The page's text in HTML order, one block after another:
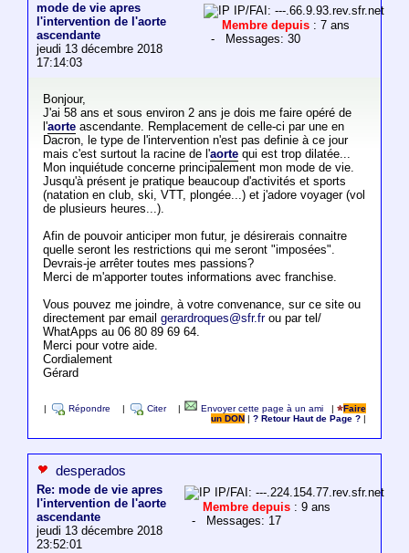
mode de vie apres
l'intervention de l'aorte
ascendante
jeudi 13 décembre 2018
17:14:03
IP/FAI: ---.66.9.93.rev.sfr.net
Membre depuis : 7 ans
- Messages: 30
Bonjour,
J'ai 58 ans et sous environ 2 ans je dois me faire opéré de
l'aorteascendante. Remplacement de celle-ci par une en
Dacron, le type de l'intervention n'est pas definie à ce jour
mais c'est surtout la racine de l'aortequi est trop dilatée...
Mon inquiétude concerne principalement mon mode de vie.
Jusqu'à présent je pratique beaucoup d'activités et sports
(natation en club, ski, VTT, plongée...) et j'adore voyager (vol
de plusieurs heures...).
Afin de pouvoir anticiper mon futur, je désirerais connaitre
quelle seront les restrictions qui me seront "imposées".
Devrais-je arrêter toutes mes passions?
Merci de m'apporter toutes informations avec franchise.
Vous pouvez me joindre, à votre convenance, sur ce site ou
directement par email gerardroques@sfr.frou par tel/
WhatApps au 06 80 89 69 64.
Merci pour votre aide.
Cordialement
Gérard
Répondre Citer Envoyer cette page à un ami |
Faire
un DON
|? Retour Haut de Page ?
desperados
Re: mode de vie apres
l'intervention de l'aorte
ascendante
jeudi 13 décembre 2018
23:52:01
IP/FAI: ---.224.154.77.rev.sfr.net
Membre depuis : 9 ans
- Messages: 17